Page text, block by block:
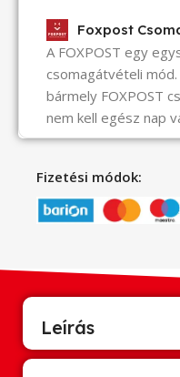
Foxpost
A FOXPOST egy
csomagátvételi
bármely FOXPOST
nem kell egész nap
Fizetési módok:
Leírás